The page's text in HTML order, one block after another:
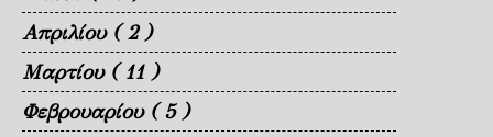
Απριλίου ( 2 )
Μαρτίου ( 11 )
Φεβρουαρίου ( 5 )